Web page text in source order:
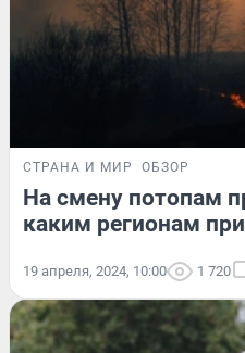
СТРАНА И МИР ОБЗОР
На смену потопам
каким регионам
19 апреля, 2024, 10:00 1 720